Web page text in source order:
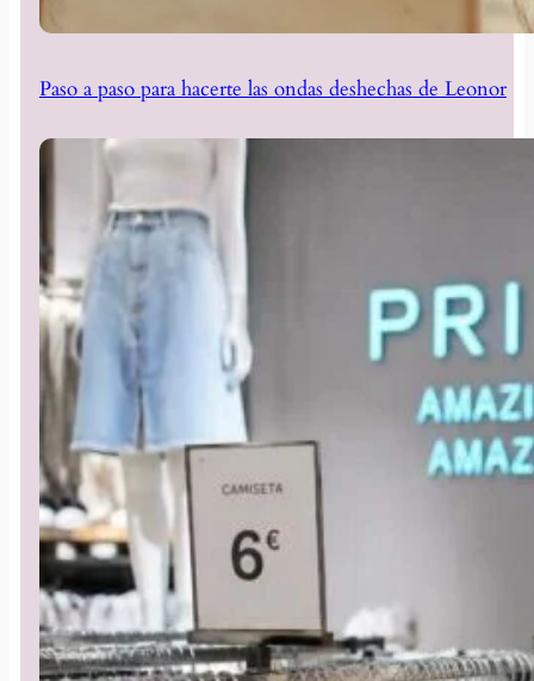
Paso a paso para hacerte las ondas deshechas de Leonor